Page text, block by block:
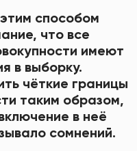
способом
что все
имеют
в выборку.
чёткие границы
таким образом,
в неё
сомнений.